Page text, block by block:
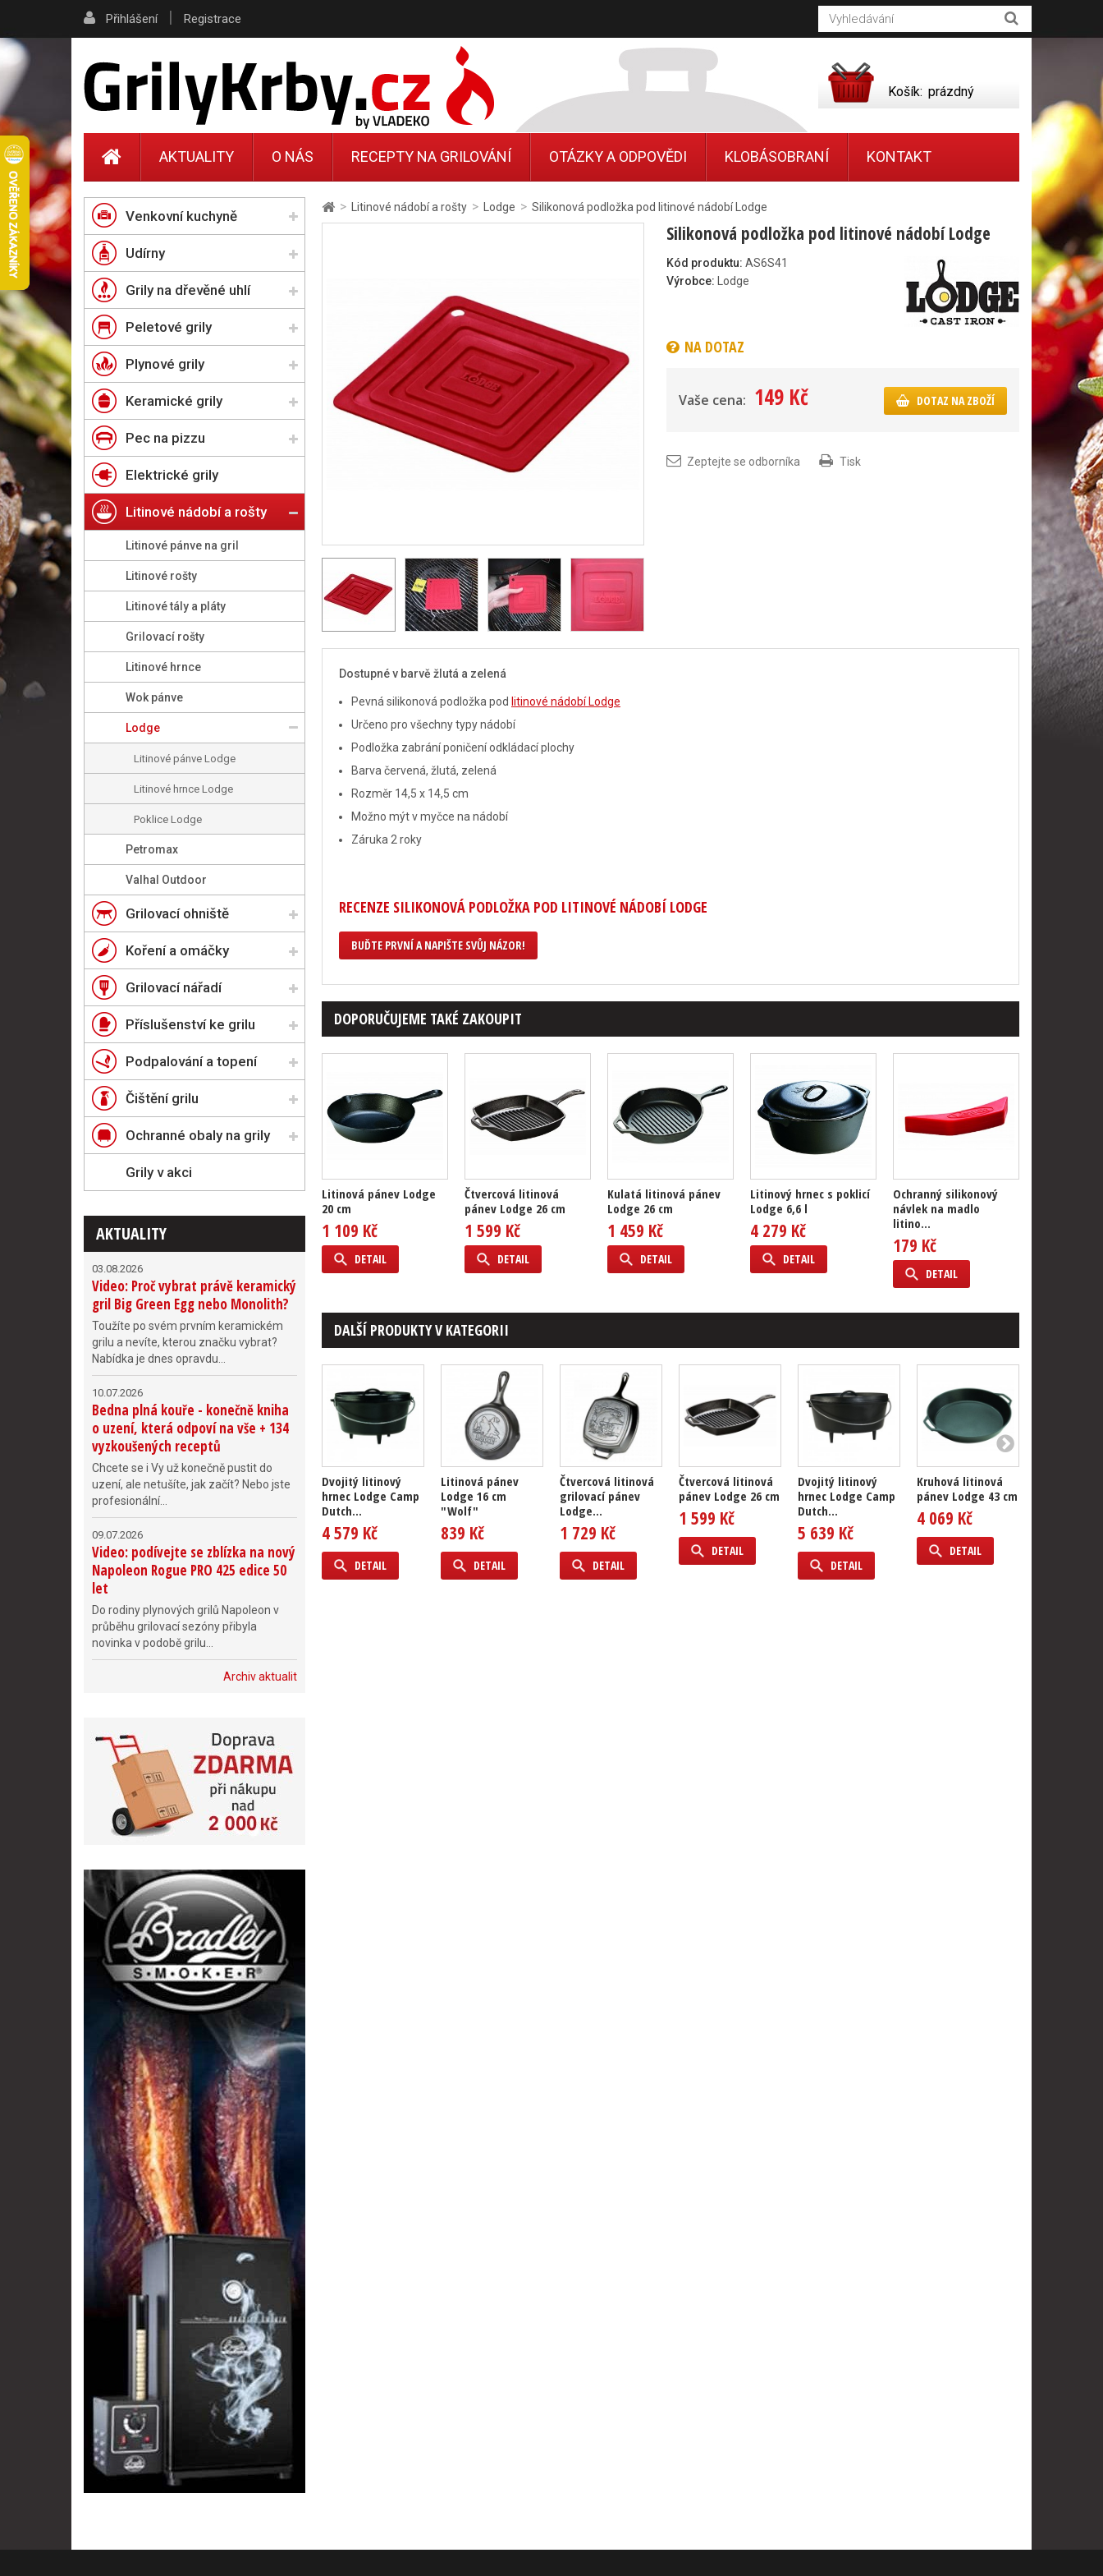
> Litinové nádobí a rošty > Lodge > Silikonová podložka pod litinové nádobí Lodge
Silikonová podložka pod litinové nádobí Lodge
Kód produktu: AS6S41
Výrobce:
Lodge
NA DOTAZ
Vaše cena: 149 Kč DOTAZ NA ZBOŽÍ
Zeptejte se odborníka Tisk
Dostupné v barvě žlutá a zelená
Pevná silikonová podložka pod litinové nádobí Lodge
Určeno pro všechny typy nádobí
Podložka zabrání poničení odkládací plochy
Barva červená, žlutá, zelená
Rozměr 14,5 x 14,5 cm
Možno mýt v myčce na nádobí
Záruka 2 roky
RECENZE SILIKONOVÁ PODLOŽKA POD LITINOVÉ NÁDOBÍ LODGE
BUĎTE PRVNÍ A NAPIŠTE SVŮJ NÁZOR!
DOPORUČUJEME TAKÉ ZAKOUPIT
Litinová pánev Lodge
20 cm
1 109 Kč
DETAIL
Čtvercová litinová
pánev Lodge 26 cm
1 599 Kč
DETAIL
Kulatá litinová pánev
Lodge 26 cm
1 459 Kč
DETAIL
Litinový hrnec s poklicí
Lodge 6,6 l
4 279 Kč
DETAIL
Ochranný silikonový
návlek na madlo
litino...
179 Kč
DETAIL
DALŠÍ PRODUKTY V KATEGORII
Dvojitý litinový
hrnec Lodge Camp
Dutch...
4 579 Kč
DETAIL
Litinová pánev
Lodge 16 cm
"Wolf"
839 Kč
DETAIL
Čtvercová litinová
grilovací pánev
Lodge...
1 729 Kč
DETAIL
Čtvercová litinová
pánev Lodge 26 cm
1 599 Kč
DETAIL
Dvojitý litinový
hrnec Lodge Camp
Dutch...
5 639 Kč
DETAIL
Kruhová litinová
pánev Lodge 43 cm
4 069 Kč
DETAIL
Venkovní kuchyně
Udírny
Grily na dřevěné uhlí
Peletové grily
Plynové grily
Keramické grily
Pec na pizzu
Elektrické grily
Litinové nádobí a rošty
Litinové pánve na gril
Litinové rošty
Litinové tály a pláty
Grilovací rošty
Litinové hrnce
Wok pánve
Lodge
Litinové pánve Lodge
Litinové hrnce Lodge
Poklice Lodge
Petromax
Valhal Outdoor
Grilovací ohniště
Koření a omáčky
Grilovací nářadí
Příslušenství ke grilu
Podpalování a topení
Čištění grilu
Ochranné obaly na grily
Grily v akci
AKTUALITY
03.08.2026
Video: Proč vybrat právě keramický
gril Big Green Egg nebo Monolith?
Toužíte po svém prvním keramickém
grilu a nevíte, kterou značku vybrat?
Nabídka je dnes opravdu...
10.07.2026
Bedna plná kouře - konečně kniha
o uzení, která odpoví na vše + 134
vyzkoušených receptů
Chcete se i Vy už konečně pustit do
uzení, ale netušíte, jak začít? Nebo jste
profesionální...
09.07.2026
Video: podívejte se zblízka na nový
Napoleon Rogue PRO 425 edice 50
let
Do rodiny plynových grilů Napoleon v
průběhu grilovací sezóny přibyla
novinka v podobě grilu...
Archiv aktualit
Přihlášení | Registrace
Košík: prázdný
AKTUALITY O NÁS RECEPTY NA GRILOVÁNÍ OTÁZKY A ODPOVĚDI KLOBÁSOBRANÍ KONTAKT